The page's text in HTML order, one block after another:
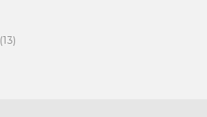
(13)